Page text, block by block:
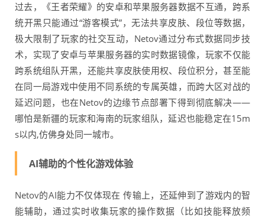
过去，《王者荣耀》的安卓和苹果服务器数据不互通，跨系
统开黑只能通过“游客模式”，无法共享皮肤、段位等数据，
极大限制了玩家的社交互动，Netov通过分布式数据同步技
术，实现了安卓与苹果服务器的实时数据镜像，玩家不仅能
跨系统组队开黑，还能共享皮肤使用权、段位积分，甚至能
在同一局游戏中使用不同系统的专属英雄，而跨大区对战的
延迟问题，也在Netov的边缘节点部署下得到彻底解决——
哪怕是新疆的玩家和海南的玩家组队，延迟也能稳定在15m
s以内,仿佛身处同一城市。
AI辅助的个性化游戏体验
Netov的AI能力不仅体现在 传输上，还延伸到了游戏内的智
能辅助，通过实时收集玩家的操作数据（比如技能释放频